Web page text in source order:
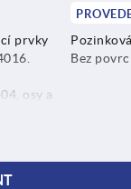
prvky
osy a
Bez